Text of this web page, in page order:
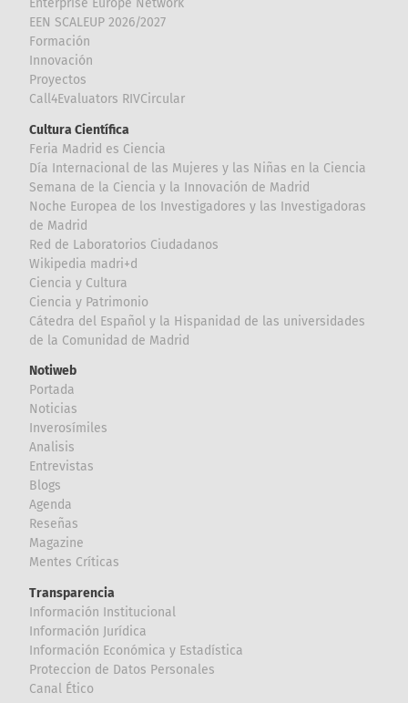
EEN SCALEUP 2026/2027
Formación
Innovación
Proyectos
Call4Evaluators RIVCircular
Cultura Científica
Feria Madrid es Ciencia
Día Internacional de las Mujeres y las Niñas en la Ciencia
Semana de la Ciencia y la Innovación de Madrid
Noche Europea de los Investigadores y las Investigadoras
de Madrid
Red de Laboratorios Ciudadanos
Wikipedia madri+d
Ciencia y Cultura
Ciencia y Patrimonio
Cátedra del Español y la Hispanidad de las universidades
de la Comunidad de Madrid
Notiweb
Portada
Noticias
Inverosímiles
Analisis
Entrevistas
Blogs
Agenda
Reseñas
Magazine
Mentes Críticas
Transparencia
Información Institucional
Información Jurídica
Información Económica y Estadística
Proteccion de Datos Personales
Canal Ético